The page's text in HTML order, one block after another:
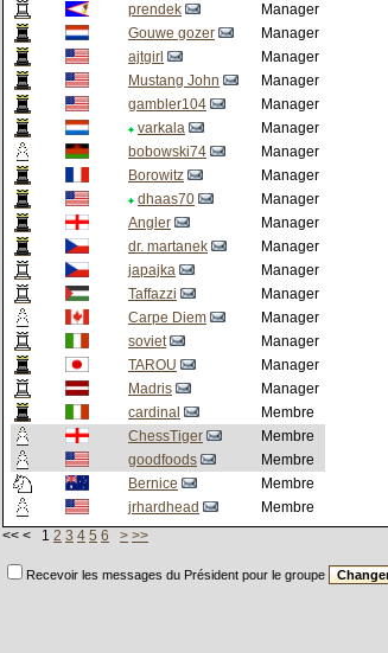
prendek
Manager
Gouwe gozer
Manager
ajtgirl
Manager
Mustang John
Manager
gambler104
Manager
varkala
Manager
bobowski74
Manager
Borowitz
Manager
dhaas70
Manager
Angler
Manager
dr. martanek
Manager
japajka
Manager
Taffazzi
Manager
Carpe Diem
Manager
soviet
Manager
TAROU
Manager
Madris
Manager
cardinal
Membre
ChessTiger
Membre
goodfoods
Membre
Bernice
Membre
jrhardhead
Membre
<< < 1 2 3 4 5 6 > >>
Recevoir les messages du Président pour le groupe